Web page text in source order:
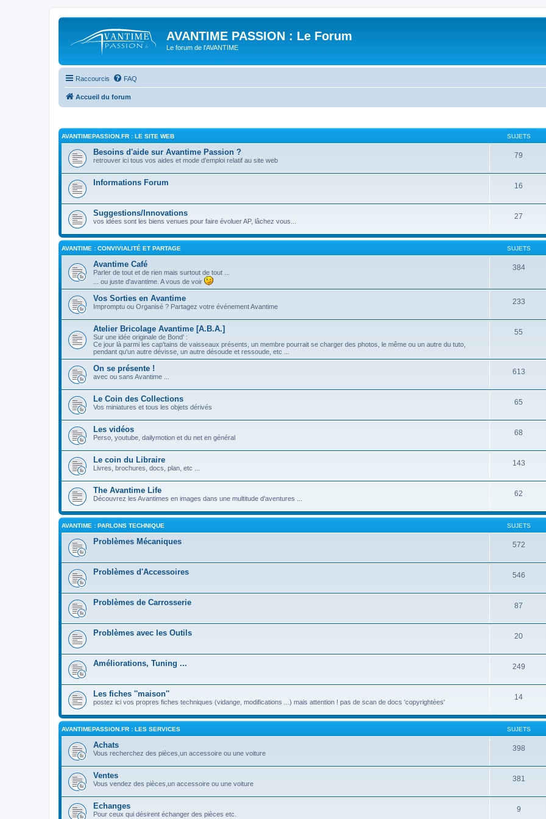
AVANTIME PASSION : Le Forum
Le forum de l'AVANTIME
Raccourcis FAQ
Accueil du forum
AVANTIMEPASSION.FR : LE SITE WEB SUJETS
Besoins d'aide sur Avantime Passion ?
retrouver ici tous vos aides et mode d'emploi relatif au site web
79
Informations Forum 16
Suggestions/Innovations
vos idées sont les biens venues pour faire évoluer AP, lâchez vous...
27
AVANTIME : CONVIVIALITÉ ET PARTAGE SUJETS
Avantime Café
Parler de tout et de rien mais surtout de tout ...
... ou juste d'avantime. A vous de voir
384
Vos Sorties en Avantime
Impromptu ou Organisé ? Partagez votre événement Avantime
233
Atelier Bricolage Avantime [A.B.A.]
Sur une idée originale de Bond' :
Ce jour là parmi les cap'tains de vaisseaux présents, un membre pourrait se charger des photos, le même ou un autre du tuto,
pendant qu'un autre dévisse, un autre désoude et ressoude, etc ...
55
On se présente !
avec ou sans Avantime ...
613
Le Coin des Collections
Vos miniatures et tous les objets dérivés
65
Les vidéos
Perso, youtube, dailymotion et du net en général
68
Le coin du Libraire
Livres, brochures, docs, plan, etc ...
143
The Avantime Life
Découvrez les Avantimes en images dans une multitude d'aventures ...
62
AVANTIME : PARLONS TECHNIQUE SUJETS
Problèmes Mécaniques 572
Problèmes d'Accessoires 546
Problèmes de Carrosserie 87
Problèmes avec les Outils 20
Améliorations, Tuning ... 249
Les fiches ''maison''
postez ici vos propres fiches techniques (vidange, modifications ...) mais attention ! pas de scan de docs 'copyrightées'
14
AVANTIMEPASSION.FR : LES SERVICES SUJETS
Achats
Vous recherchez des pièces,un accessoire ou une voiture
398
Ventes
Vous vendez des pièces,un accessoire ou une voiture
381
Echanges
Pour ceux qui désirent échanger des pièces etc.
9